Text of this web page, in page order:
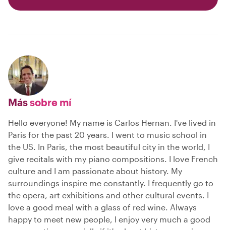
Mássobre mí
Hello everyone! My name is Carlos Hernan. I've lived in
Paris for the past 20 years. I went to music school in
the US. In Paris, the most beautiful city in the world, I
give recitals with my piano compositions. I love French
culture and I am passionate about history. My
surroundings inspire me constantly. I frequently go to
the opera, art exhibitions and other cultural events. I
love a good meal with a glass of red wine. Always
happy to meet new people, I enjoy very much a good